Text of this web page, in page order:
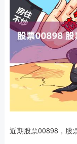
近期股票00898，股